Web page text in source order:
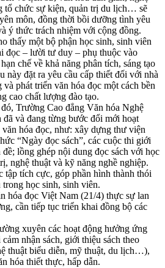
tổ chức sự kiện, quản trị du lịch… sẽ
môn, đồng thời bồi dưỡng tình yêu
ý thức trách nhiệm với cộng đồng.
một bộ phận học sinh, sinh viên
đọc – lười tư duy – phụ thuộc vào
chế về khả năng phân tích, sáng tạo
này đặt ra yêu cầu cấp thiết đối với nhà
phát triển văn hóa đọc một cách bền
cao chất lượng đào tạo.
Trường Cao đẳng Văn hóa Nghệ
và đang từng bước đổi mới hoạt
hóa đọc, như: xây dựng thư viện
“Ngày đọc sách”, các cuộc thi giới
đề; lồng ghép nội dung đọc sách với học
nghệ thuật và kỹ năng nghề nghiệp.
tập tích cực, góp phần hình thành thói
học sinh, sinh viên.
đọc Việt Nam (21/4) thực sự lan
cần tiếp tục triển khai đồng bộ các
xuyên các hoạt động hưởng ứng
nhận sách, giới thiệu sách theo
thuật biểu diễn, mỹ thuật, du lịch…),
hóa thiết thực, hấp dẫn.